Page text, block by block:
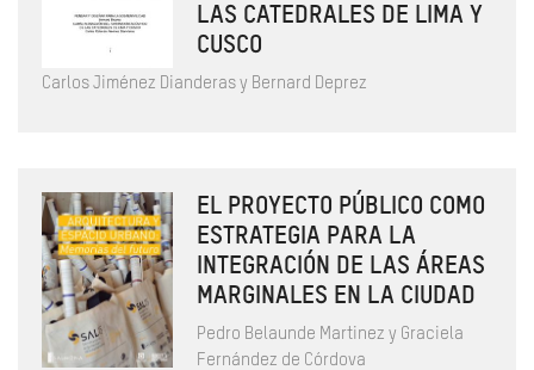
LAS CATEDRALES DE LIMA Y
CUSCO
Carlos Jiménez Dianderas y Bernard Deprez
EL PROYECTO PÚBLICO COMO
ESTRATEGIA PARA LA
INTEGRACIÓN DE LAS ÁREAS
MARGINALES EN LA CIUDAD
Pedro Belaunde Martinez y Graciela
Fernández de Córdova